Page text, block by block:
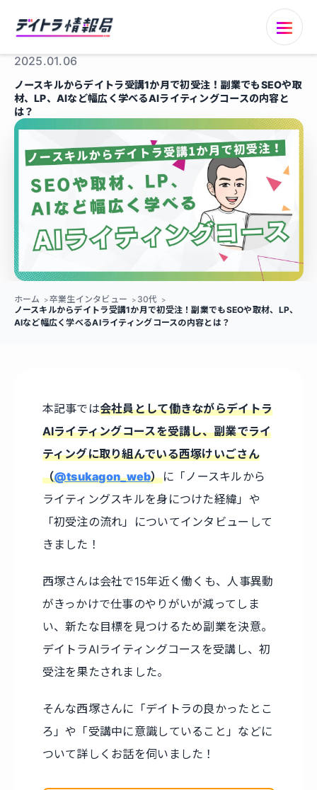
2025.01.06
ノースキルからデイトラ受講1か月で初受注！副業でもSEOや取
材、LP、AIなど幅広く学べるAIライティングコースの内容と
は？
ホーム 卒業生インタビュー
30代
ノースキルからデイトラ受講1か月で初受注！副業でもSEOや取材、LP、
AIなど幅広く学べるAIライティングコースの内容とは？
本記事では会社員として働きながらデイトラ
AIライティングコースを受講し、副業でライ
ティングに取り組んでいる西塚けいごさん
（@tsukagon_web）に「ノースキルから
ライティングスキルを身につけた経緯」や
「初受注の流れ」についてインタビューして
きました！
西塚さんは会社で15年近く働くも、人事異動
がきっかけで仕事のやりがいが減ってしま
い、新たな目標を見つけるため副業を決意。
デイトラAIライティングコースを受講し、初
受注を果たされました。
そんな西塚さんに「デイトラの良かったとこ
ろ」や「受講中に意識していること」などに
ついて詳しくお話を伺いました！